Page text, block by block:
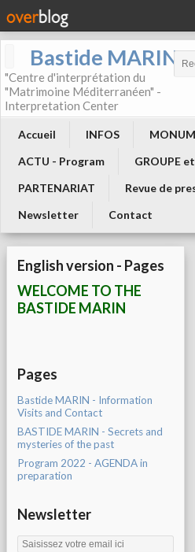
Bastide MARIN
"Centre d'interprétation du
"Matrimoine Méditerranéen" -
Interpretation Center
Accueil INFOS
ACTU - Program
GROUPE
PARTENARIAT
Revue de
Newsletter
Contact
English version - Pages
WELCOME TO THE
BASTIDE MARIN
Pages
Bastide MARIN - Information
Visits and Contact
BASTIDE MARIN - Secrets and
mysteries of the past
Program 2022 - AGENDA in
preparation
Newsletter